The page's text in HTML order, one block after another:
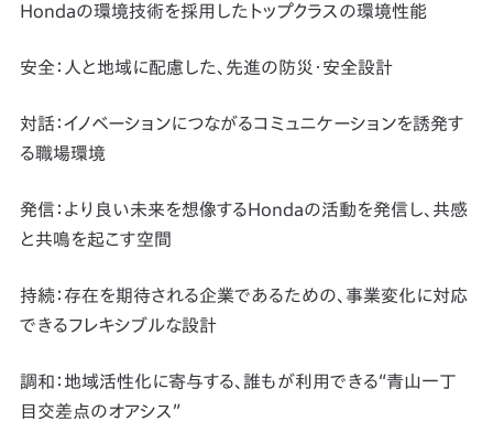
Hondaの環境技術を採用したトップクラスの環境性能
安全：人と地域に配慮した、先進の防災・安全設計
対話：イノベーションにつながるコミュニケーションを誘発す
る職場環境
発信：より良い未来を想像するHondaの活動を発信し、共感
と共鳴を起こす空間
持続：存在を期待される企業であるための、事業変化に対応
できるフレキシブルな設計
調和：地域活性化に寄与する、誰もが利用できる“青山一丁
目交差点のオアシス”